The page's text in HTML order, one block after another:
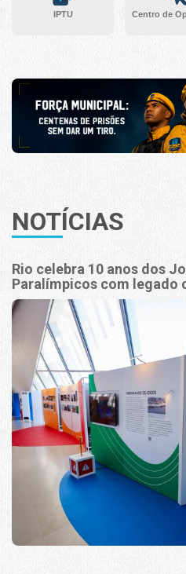
IPTU Centro de
NOTÍCIAS
Rio celebra 10 anos dos
Paralímpicos com legado